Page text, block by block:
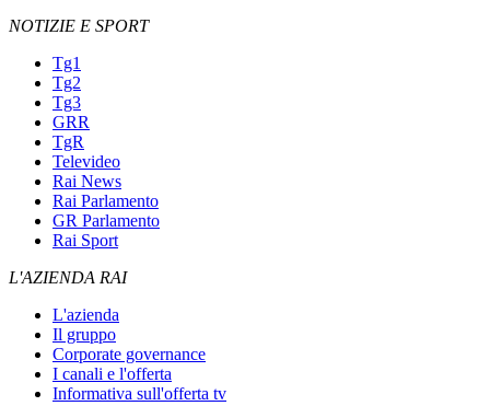
NOTIZIE E SPORT
Tg1
Tg2
Tg3
GRR
TgR
Televideo
Rai News
Rai Parlamento
GR Parlamento
Rai Sport
L'AZIENDA RAI
L'azienda
Il gruppo
Corporate governance
I canali e l'offerta
Informativa sull'offerta tv